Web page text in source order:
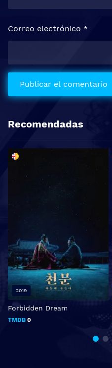
Correo electrónico *
Recomendadas
Forbidden Dream
TMDB 0
2019